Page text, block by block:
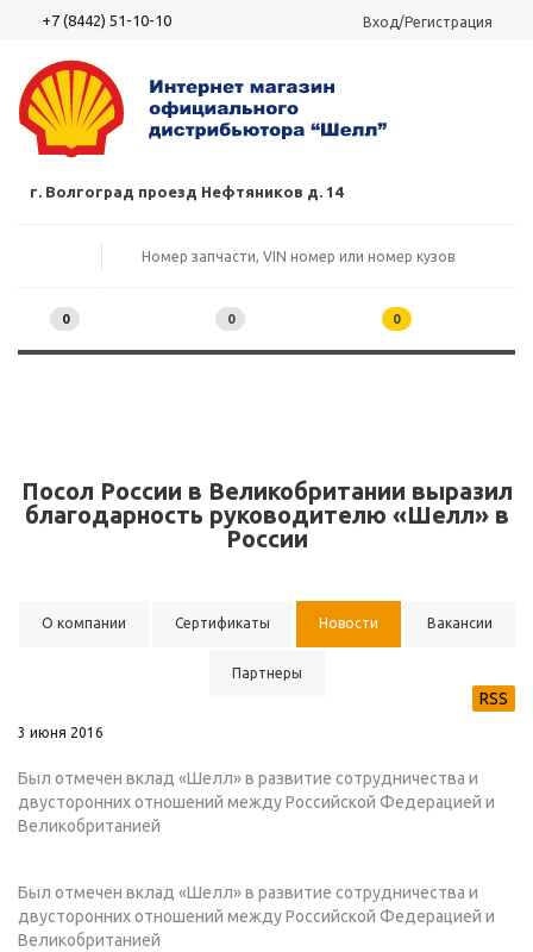
+7 (8442) 51-10-10 Вход/Регистрация
г. Волгоград проезд Нефтяников д. 14
0 0 0
Посол России в Великобритании выразил
благодарность руководителю «Шелл» в
России
О компании Сертификаты Новости Вакансии
Партнеры
RSS
3 июня 2016
Был отмечен вклад «Шелл» в развитие сотрудничества и
двусторонних отношений между Российской Федерацией и
Великобританией
Был отмечен вклад «Шелл» в развитие сотрудничества и
двусторонних отношений между Российской Федерацией и
Великобританией